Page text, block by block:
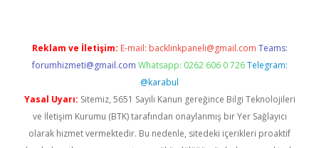
Reklam ve İletişim: E-mail: backlinkpaneli@gmail.com Teams:
forumhizmeti@gmail.com Whatsapp: 0262 606 0 726 Telegram:
@karabul
Yasal Uyarı: Sitemiz, 5651 Sayılı Kanun gereğince Bilgi Teknolojileri
ve İletişim Kurumu (BTK) tarafından onaylanmış bir Yer Sağlayıcı
olarak hizmet vermektedir. Bu nedenle, sitedeki içerikleri proaktif